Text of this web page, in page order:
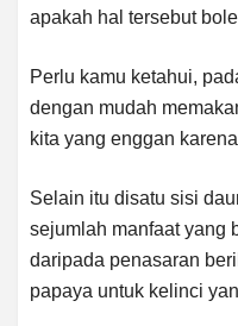
apakah hal tersebut
Perlu kamu ketahui,
dengan mudah
kita yang enggan
Selain itu disatu sisi
sejumlah manfaat yang
daripada penasaran
papaya untuk kelinci